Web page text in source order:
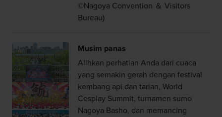
©Nagoya Convention ＆ Visitors
Bureau)
Musim panas
Alihkan perhatian Anda dari cuaca
yang semakin gerah dengan festival
kembang api dan tarian, World
Cosplay Summit, turnamen sumo
Nagoya Basho, dan memancing